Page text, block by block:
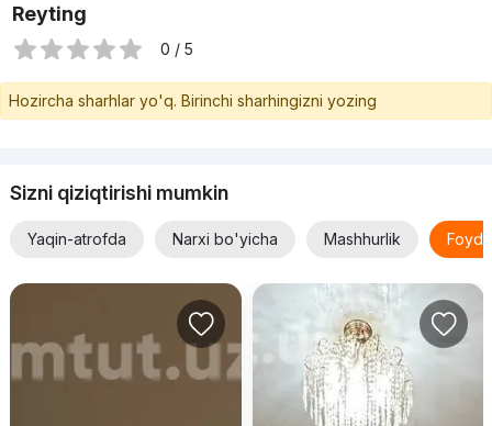
Reyting
0 / 5
Hozircha sharhlar yo'q. Birinchi sharhingizni yozing
Sizni qiziqtirishi mumkin
Yaqin-atrofda Narxi bo'yicha Mashhurlik